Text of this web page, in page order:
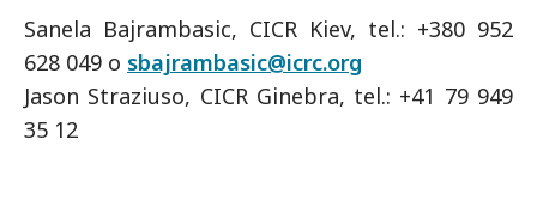
Sanela Bajrambasic, CICR Kiev, tel.: +380 952
628 049 o sbajrambasic@icrc.org
Jason Straziuso, CICR Ginebra, tel.: +41 79 949
35 12